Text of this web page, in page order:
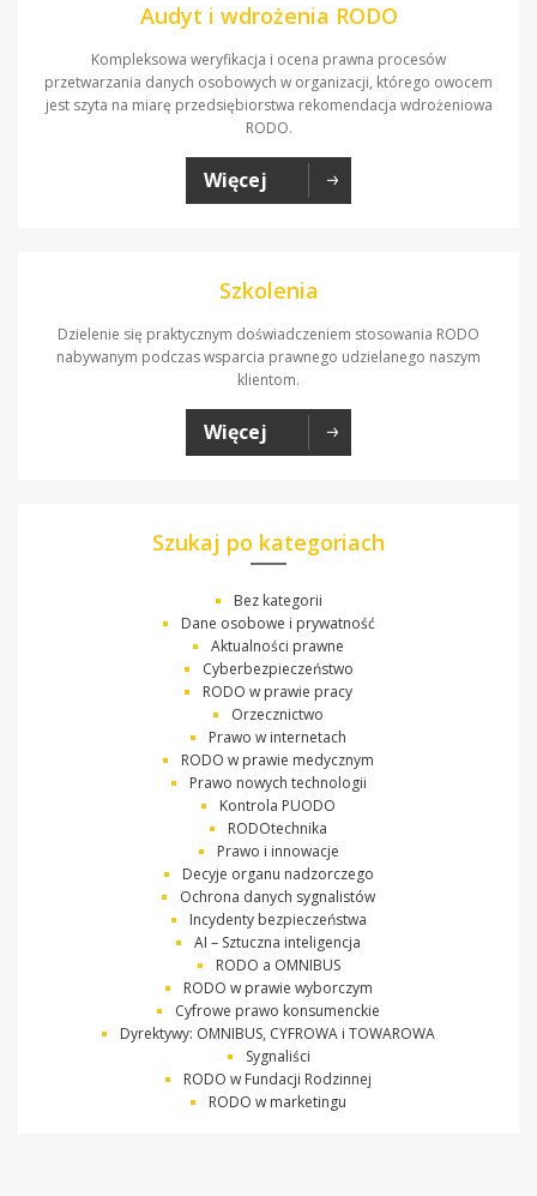
Audyt i wdrożenia RODO
Kompleksowa weryfikacja i ocena prawna procesów
przetwarzania danych osobowych w organizacji, którego owocem
jest szyta na miarę przedsiębiorstwa rekomendacja wdrożeniowa
RODO.
Więcej
Szkolenia
Dzielenie się praktycznym doświadczeniem stosowania RODO
nabywanym podczas wsparcia prawnego udzielanego naszym
klientom.
Więcej
Szukaj po kategoriach
Bez kategorii
Dane osobowe i prywatność
Aktualności prawne
Cyberbezpieczeństwo
RODO w prawie pracy
Orzecznictwo
Prawo w internetach
RODO w prawie medycznym
Prawo nowych technologii
Kontrola PUODO
RODOtechnika
Prawo i innowacje
Decyje organu nadzorczego
Ochrona danych sygnalistów
Incydenty bezpieczeństwa
AI – Sztuczna inteligencja
RODO a OMNIBUS
RODO w prawie wyborczym
Cyfrowe prawo konsumenckie
Dyrektywy: OMNIBUS, CYFROWA i TOWAROWA
Sygnaliści
RODO w Fundacji Rodzinnej
RODO w marketingu